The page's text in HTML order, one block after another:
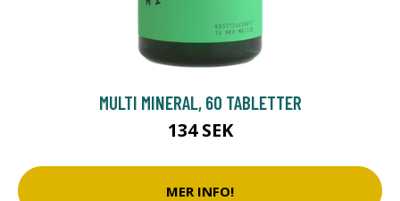
MULTI MINERAL, 60 TABLETTER
134 SEK
MER INFO!